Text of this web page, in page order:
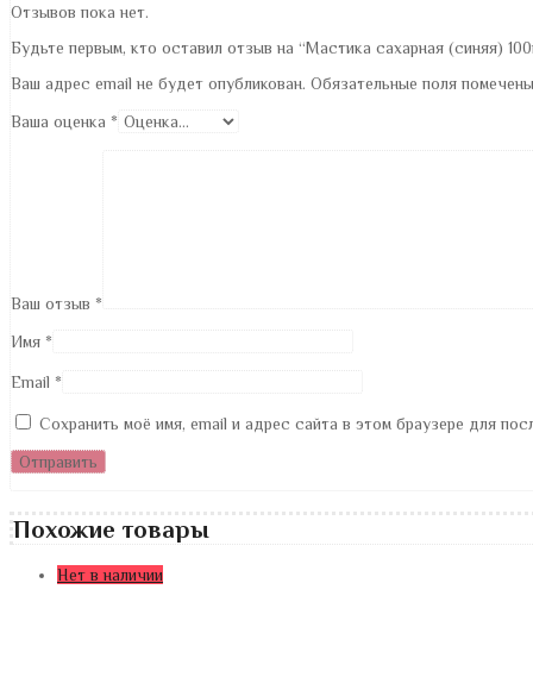
Отзывов пока нет.
Будьте первым, кто оставил отзыв на “Мастика сахарная (синяя)
Ваш адрес email не будет опубликован. Обязательные поля
Ваша оценка *
Ваш отзыв *
Имя *
Email *
Сохранить моё имя, email и адрес сайта в этом браузере для
Похожие товары
Нет в наличии